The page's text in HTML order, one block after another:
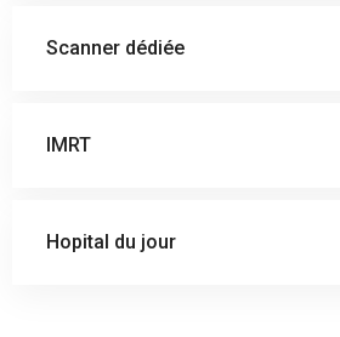
Scanner dédiée
IMRT
Hopital du jour